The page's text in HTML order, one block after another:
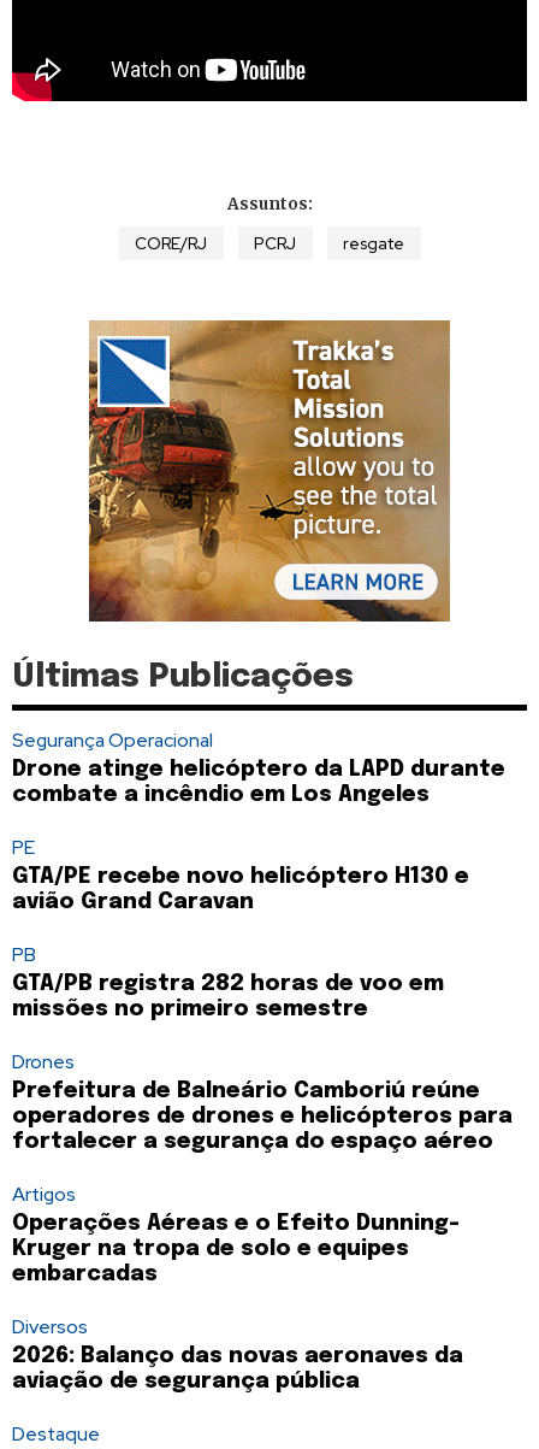
Assuntos:
CORE/RJ PCRJ resgate
Últimas Publicações
Segurança Operacional
Drone atinge helicóptero da LAPD durante
combate a incêndio em Los Angeles
PE
GTA/PE recebe novo helicóptero H130 e
avião Grand Caravan
PB
GTA/PB registra 282 horas de voo em
missões no primeiro semestre
Drones
Prefeitura de Balneário Camboriú reúne
operadores de drones e helicópteros para
fortalecer a segurança do espaço aéreo
Artigos
Operações Aéreas e o Efeito Dunning-
Kruger na tropa de solo e equipes
embarcadas
Diversos
2026: Balanço das novas aeronaves da
aviação de segurança pública
Destaque